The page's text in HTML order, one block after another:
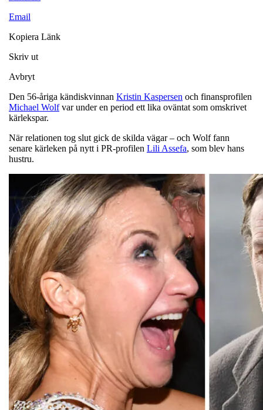
Email
Kopiera Länk
Skriv ut
Avbryt
Den 56-åriga kändiskvinnan Kristin Kaspersen och finansprofilen
Michael Wolfvar under en period ett lika oväntat som omskrivet
kärlekspar.
När relationen tog slut gick de skilda vägar – och Wolf fann
senare kärleken på nytt i PR-profilen Lili Assefa, som blev hans
hustru.